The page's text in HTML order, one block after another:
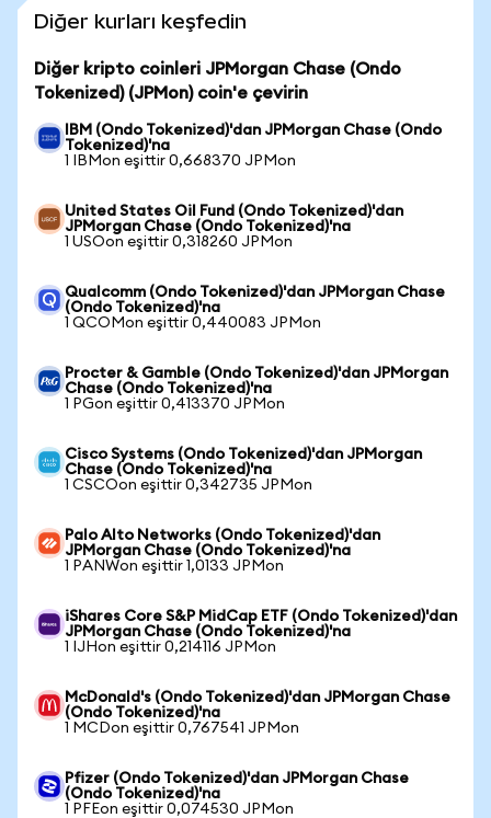
Diğer kurları keşfedin
Diğer kripto coinleri JPMorgan Chase (Ondo
Tokenized) (JPMon) coin'e çevirin
IBM (Ondo Tokenized)'dan JPMorgan Chase (Ondo
Tokenized)'na
1 IBMon eşittir 0,668370 JPMon
United States Oil Fund (Ondo Tokenized)'dan
JPMorgan Chase (Ondo Tokenized)'na
1 USOon eşittir 0,318260 JPMon
Qualcomm (Ondo Tokenized)'dan JPMorgan Chase
(Ondo Tokenized)'na
1 QCOMon eşittir 0,440083 JPMon
Procter & Gamble (Ondo Tokenized)'dan JPMorgan
Chase (Ondo Tokenized)'na
1 PGon eşittir 0,413370 JPMon
Cisco Systems (Ondo Tokenized)'dan JPMorgan
Chase (Ondo Tokenized)'na
1 CSCOon eşittir 0,342735 JPMon
Palo Alto Networks (Ondo Tokenized)'dan
JPMorgan Chase (Ondo Tokenized)'na
1 PANWon eşittir 1,0133 JPMon
iShares Core S&P MidCap ETF (Ondo Tokenized)'dan
JPMorgan Chase (Ondo Tokenized)'na
1 IJHon eşittir 0,214116 JPMon
McDonald's (Ondo Tokenized)'dan JPMorgan Chase
(Ondo Tokenized)'na
1 MCDon eşittir 0,767541 JPMon
Pfizer (Ondo Tokenized)'dan JPMorgan Chase
(Ondo Tokenized)'na
1 PFEon eşittir 0,074530 JPMon